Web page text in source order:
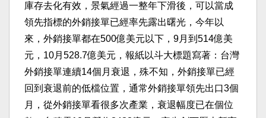
庫存去化有效，景氣經過一整年下滑後，可以當成
領先指標的外銷接單已經率先露出曙光，今年以
來，外銷接單都在500億美元以下，9月到514億美
元，10月528.7億美元，報紙以斗大標題寫著：台灣
外銷接單連續14個月衰退，殊不知，外銷接單已經
回到衰退前的低檔位置，通常外銷接單領先出口3個
月，從外銷接單看很多次產業，衰退幅度已在個位